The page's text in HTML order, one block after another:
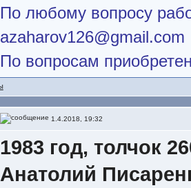
По любому вопросу
azaharov126@gmail.com
По вопросам
1.4.2018, 19:32
1983 год, толчок
Анатолий